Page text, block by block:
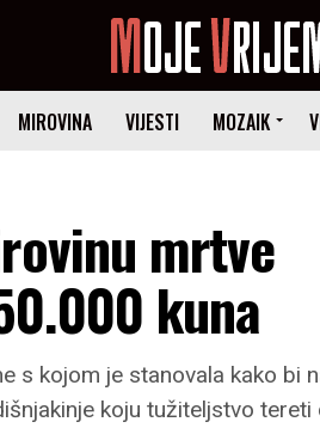
MIROVINA VIJESTI MOZAIK
mrtve
kuna
s kojom je stanovala kako bi
koju tužiteljstvo tereti